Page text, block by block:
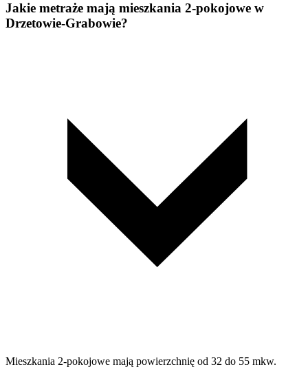
Jakie metraże mają mieszkania 2-pokojowe w
Drzetowie-Grabowie?
Mieszkania 2-pokojowe mają powierzchnię od 32 do 55 mkw.